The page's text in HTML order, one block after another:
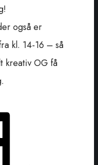
også er
kl. 14-16 – så
kreativ OG få